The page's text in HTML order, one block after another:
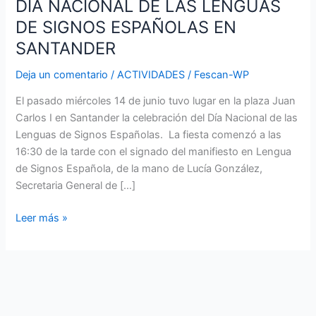
DIA NACIONAL DE LAS LENGUAS
DE SIGNOS ESPAÑOLAS EN
SANTANDER
Deja un comentario /ACTIVIDADES / Fescan-WP
El pasado miércoles 14 de junio tuvo lugar en la plaza Juan
Carlos I en Santander la celebración del Día Nacional de las
Lenguas de Signos Españolas. La fiesta comenzó a las
16:30 de la tarde con el signado del manifiesto en Lengua
de Signos Española, de la mano de Lucía González,
Secretaria General de […]
SANTANDER
Leer más »